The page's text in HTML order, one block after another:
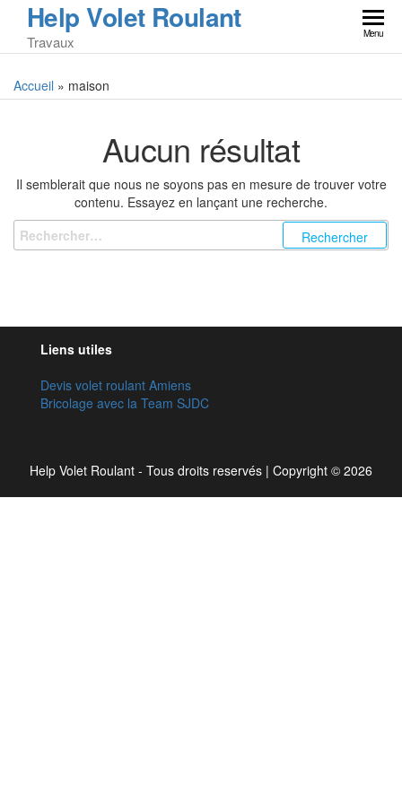
Help Volet Roulant
Travaux Menu
Accueil » maison
Aucun résultat
Il semblerait que nous ne soyons pas en mesure de trouver votre
contenu. Essayez en lançant une recherche.
Liens utiles
Devis volet roulant Amiens
Bricolage avec la Team SJDC
Help Volet Roulant - Tous droits reservés | Copyright © 2026